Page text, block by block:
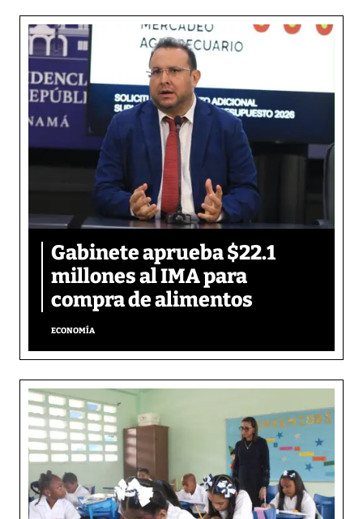
Gabinete aprueba $22.1
millones al IMA para
compra de alimentos
ECONOMÍA